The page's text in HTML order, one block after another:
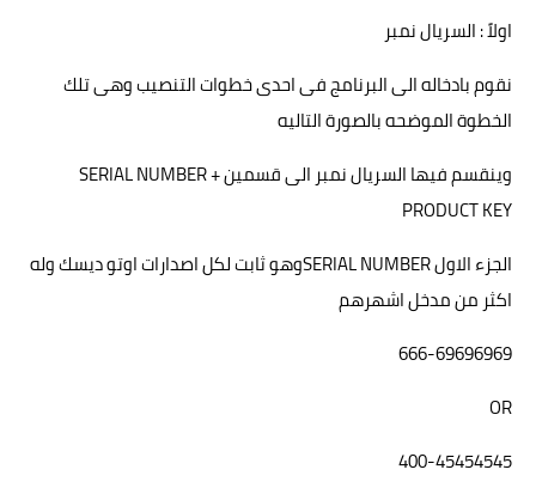
اولاً : السريال نمبر
نقوم بادخاله الى البرنامج فى احدى خطوات التنصيب وهى تلك
الخطوة الموضحه بالصورة التاليه
وينقسم فيها السريال نمبر الى قسمينSERIAL NUMBER +
PRODUCT KEY
الجزء الاولSERIAL NUMBERوهو ثابت لكل اصدارات اوتو ديسك وله
اكثر من مدخل اشهرهم
666-69696969
OR
400-45454545